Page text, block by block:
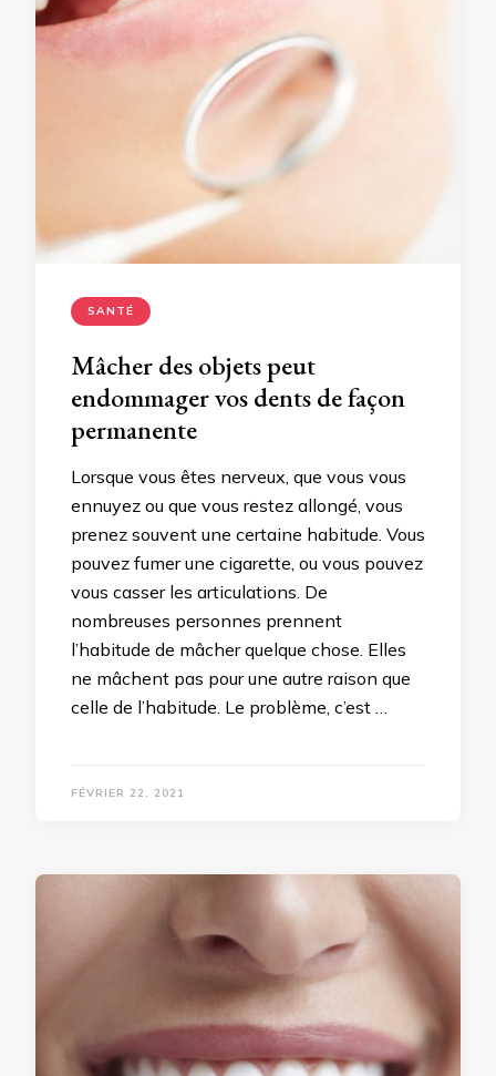
SANTÉ
Mâcher des objets peut
endommager vos dents de façon
permanente
Lorsque vous êtes nerveux, que vous vous
ennuyez ou que vous restez allongé, vous
prenez souvent une certaine habitude. Vous
pouvez fumer une cigarette, ou vous pouvez
vous casser les articulations. De
nombreuses personnes prennent
l’habitude de mâcher quelque chose. Elles
ne mâchent pas pour une autre raison que
celle de l’habitude. Le problème, c’est …
FÉVRIER 22, 2021